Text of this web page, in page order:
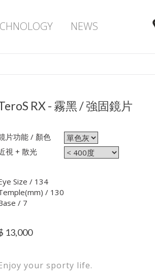
NEWS
RX - 霧黑 / 強固鏡片
片功能 / 顏色
視 + 散光
Size / 134
/ 130
/ 7
13,000
your sporty life.